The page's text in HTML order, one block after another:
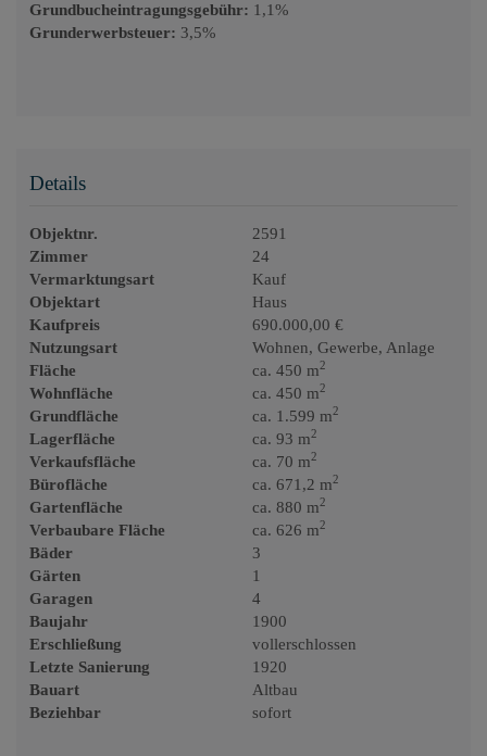
Grundbucheintragungsgebühr: 1,1%
Grunderwerbsteuer: 3,5%
Details
Objektnr.
2591
Zimmer
24
Vermarktungsart
Kauf
Objektart
Haus
Kaufpreis
690.000,00 €
Nutzungsart
Wohnen Gewerbe Anlage
Fläche
ca. 450 m2
Wohnfläche ca. 450 m2
Grundfläche ca. 1.599 m2
Lagerfläche ca. 93 m2
Verkaufsfläche ca. 70 m2
Bürofläche ca. 671,2 m2
Gartenfläche ca. 880 m2
Verbaubare Fläche ca. 626 m2
Bäder
3
Gärten
1
Garagen
4
Baujahr
1900
Erschließung
vollerschlossen
Letzte Sanierung
1920
Bauart
Altbau
Beziehbar
sofort